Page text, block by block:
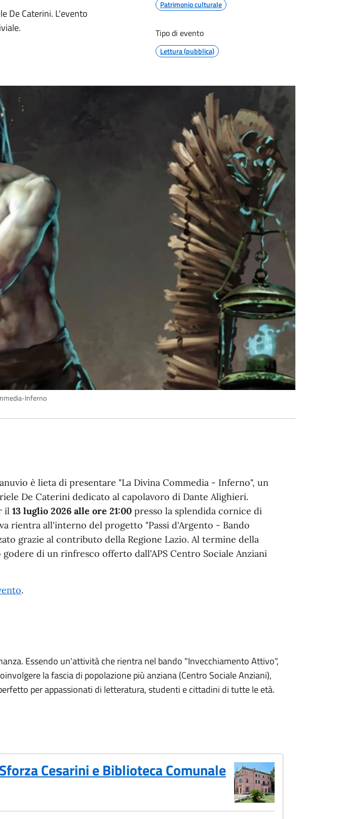
De Caterini. L'evento
Patrimonio culturale
Tipo di evento
Lettura (pubblica)
Inferno
è lieta di presentare "La Divina Commedia - Inferno", un
De Caterini dedicato al capolavoro di Dante Alighieri.
il 13 luglio 2026 alle ore 21:00 presso la splendida cornice di
rientra all'interno del progetto "Passi d'Argento - Bando
grazie al contributo della Regione Lazio. Al termine della
di un rinfresco offerto dall'APS Centro Sociale Anziani
.
Essendo un'attività che rientra nel bando "Invecchiamento Attivo",
la fascia di popolazione più anziana (Centro Sociale Anziani),
per appassionati di letteratura, studenti e cittadini di tutte le età.
Cesarini e Biblioteca Comunale